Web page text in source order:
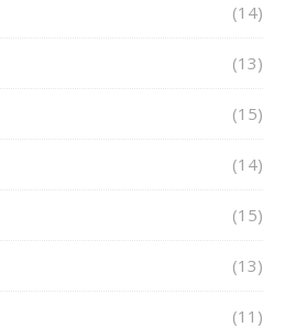
(14)
(13)
(15)
(14)
(15)
(13)
(11)